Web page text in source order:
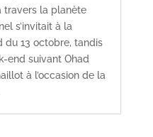
travers la planète
s’invitait à la
du 13 octobre, tandis
end suivant Ohad
à l’occasion de la